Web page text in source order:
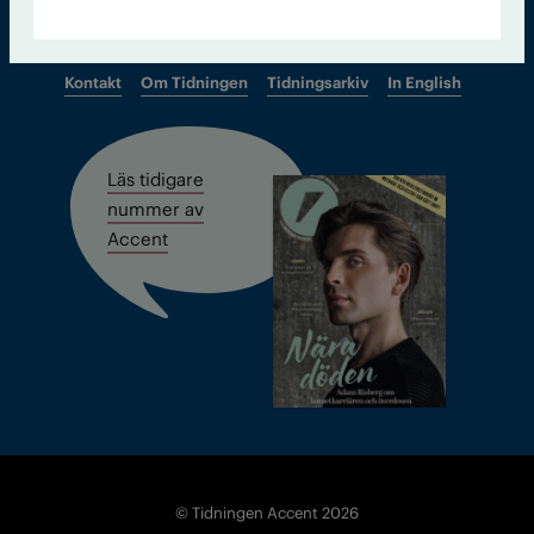
Kontakt Om Tidningen Tidningsarkiv In English
Läs tidigare
nummer av
Accent
© Tidningen Accent 2026